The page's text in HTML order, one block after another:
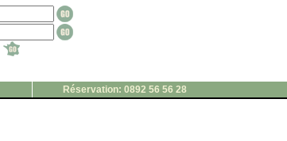
Réservation: 0892 56 56 28